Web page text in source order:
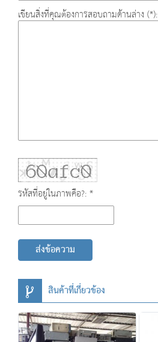
เขียนสิ่งที่คุณต้องการสอบถามด้านล่าง (*):
รหัสที่อยู่ในภาพคือ?: *
ส่งข้อความ
สินค้าที่เกี่ยวข้อง